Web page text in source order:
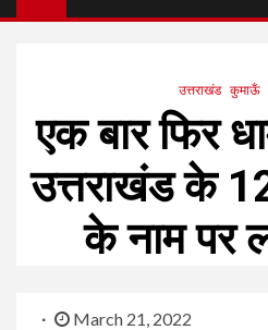
उत्तराखंड कुमाऊँ
एक बार फिर
उत्तराखंड के
के नाम पर
March 21, 2022